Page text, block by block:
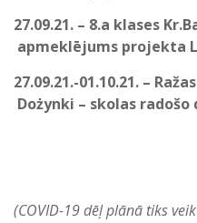
27.09.21. – 8.a klases
apmeklējums projekta
27.09.21.-01.10.21. –
Dożynki – skolas
(COVID-19 dēļ plānā tiks